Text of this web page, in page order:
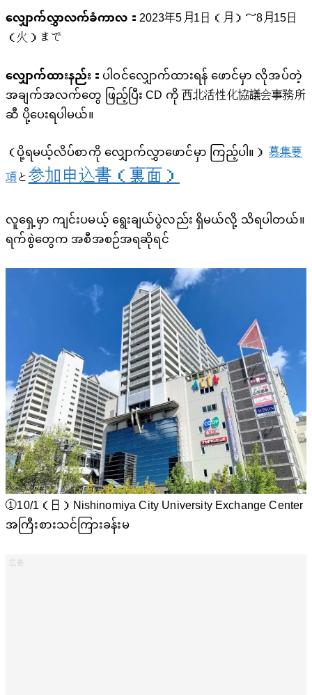
လျှောက်လွှာလက်ခံကာလ：2023年5月1日（月）～8月15日
（火）まで
လျှောက်ထားနည်း：ပါဝင်လျှောက်ထားရန် ဖောင်မှာ လိုအပ်တဲ့
အချက်အလက်တွေ ဖြည့်ပြီး CD ကို 西北活性化協議会事務所
ဆီ ပို့ပေးရပါမယ်။
（ပို့ရမယ့်လိပ်စာကို လျှောက်လွှာဖောင်မှာ ကြည့်ပါ။） 募集要
項と参加申込書（裏面）
လူရှေ့မှာ ကျင်းပမယ့် ရွေးချယ်ပွဲလည်း ရှိမယ်လို့ သိရပါတယ်။
ရက်စွဲတွေက အစီအစဉ်အရဆိုရင်
①10/1（日）Nishinomiya City University Exchange Center
အကြီးစားသင်ကြားခန်းမ